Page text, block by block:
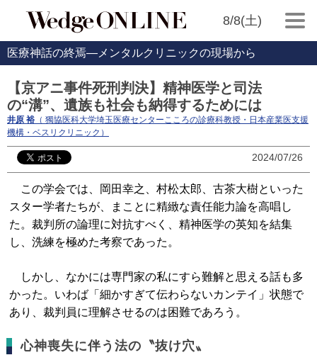
8/8(土)
医療神話の終焉―メンタルクリニックの現場から
【京アニ事件死刑判決】精神医学と司法
の“溝”、遺族も社会も納得するためには
井原 裕 （ 獨協医科大学埼玉医療センターこころの診療科教授・日本産業医支援
機構・ベスリクリニック）
2024/07/26
この学会では、岡田幸之、村松太郎、古茶大樹といった
スター学者たちが、まことに精緻な責任能力論を高唱し
た。裁判所の論理に対抗すべく、精神医学の英知を結集
し、洗練を極めた考察であった。
しかし、なかには専門家の私にすら難解と思える話も多
かった。いわば「細かすぎて伝わらないカンテイ」状態で
あり、裁判員に理解させるのは困難であろう。
心神喪失に伴う法の〝抜け穴〟